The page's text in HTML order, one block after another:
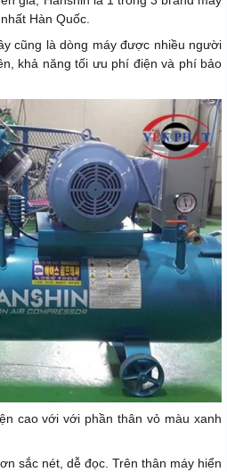
Hàn Quốc.
cũng là dòng máy được nhiều người
khả năng tối ưu phí điện và phí bảo
cao với với phần thân vỏ màu xanh
sắc nét, dễ đọc. Trên thân máy hiển